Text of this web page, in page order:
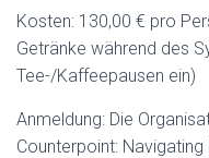
Kosten: 130,00 € pro
Getränke während des
Tee-/Kaffeepausen ein)
Anmeldung: Die
Counterpoint: